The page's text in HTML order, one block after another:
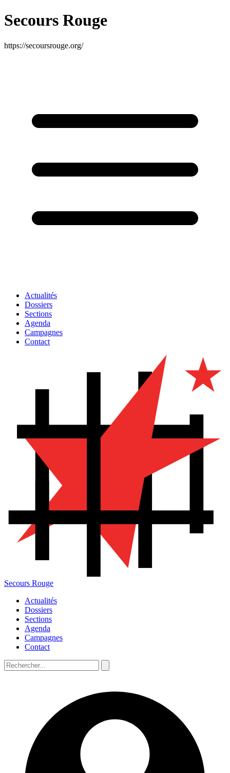
Secours Rouge
https://secoursrouge.org/
Actualités
Dossiers
Sections
Agenda
Campagnes
Contact
Secours Rouge
Actualités
Dossiers
Sections
Agenda
Campagnes
Contact